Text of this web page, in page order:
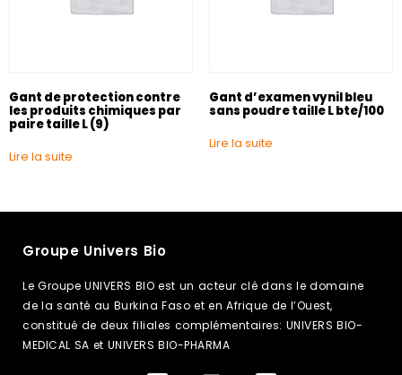
Gant de protection contre
les produits chimiques par
paire taille L (9)
Lire la suite
Gant d’examen vynil bleu
sans poudre taille L bte/100
Lire la suite
Groupe Univers Bio
Le Groupe UNIVERS BIO est un acteur clé dans le domaine
de la santé au Burkina Faso et en Afrique de l’Ouest,
constitué de deux filiales complémentaires: UNIVERS BIO-
MEDICAL SA et UNIVERS BIO-PHARMA